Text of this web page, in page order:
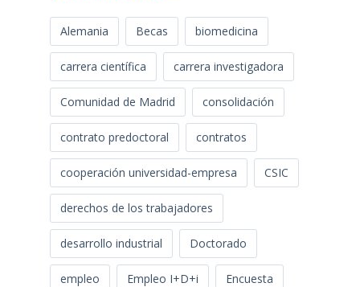
Alemania Becas biomedicina
carrera científica carrera investigadora
Comunidad de Madrid consolidación
contrato predoctoral contratos
cooperación universidad-empresa CSIC
derechos de los trabajadores
desarrollo industrial Doctorado
empleo Empleo I+D+i Encuesta